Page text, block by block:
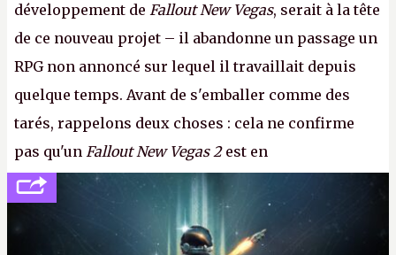
développement de Fallout New Vegas, serait à la tête
de ce nouveau projet – il abandonne un passage un
RPG non annoncé sur lequel il travaillait depuis
quelque temps. Avant de s'emballer comme des
tarés, rappelons deux choses : cela ne confirme
pas qu'un Fallout New Vegas 2est en
développement (pour ce que l'on sait, ils bossent
peut-être sur
Fallout Football ou
Fallout vs. Les
Lapins Crétins) et l'Obsidian d'aujourd'hui n'est plus